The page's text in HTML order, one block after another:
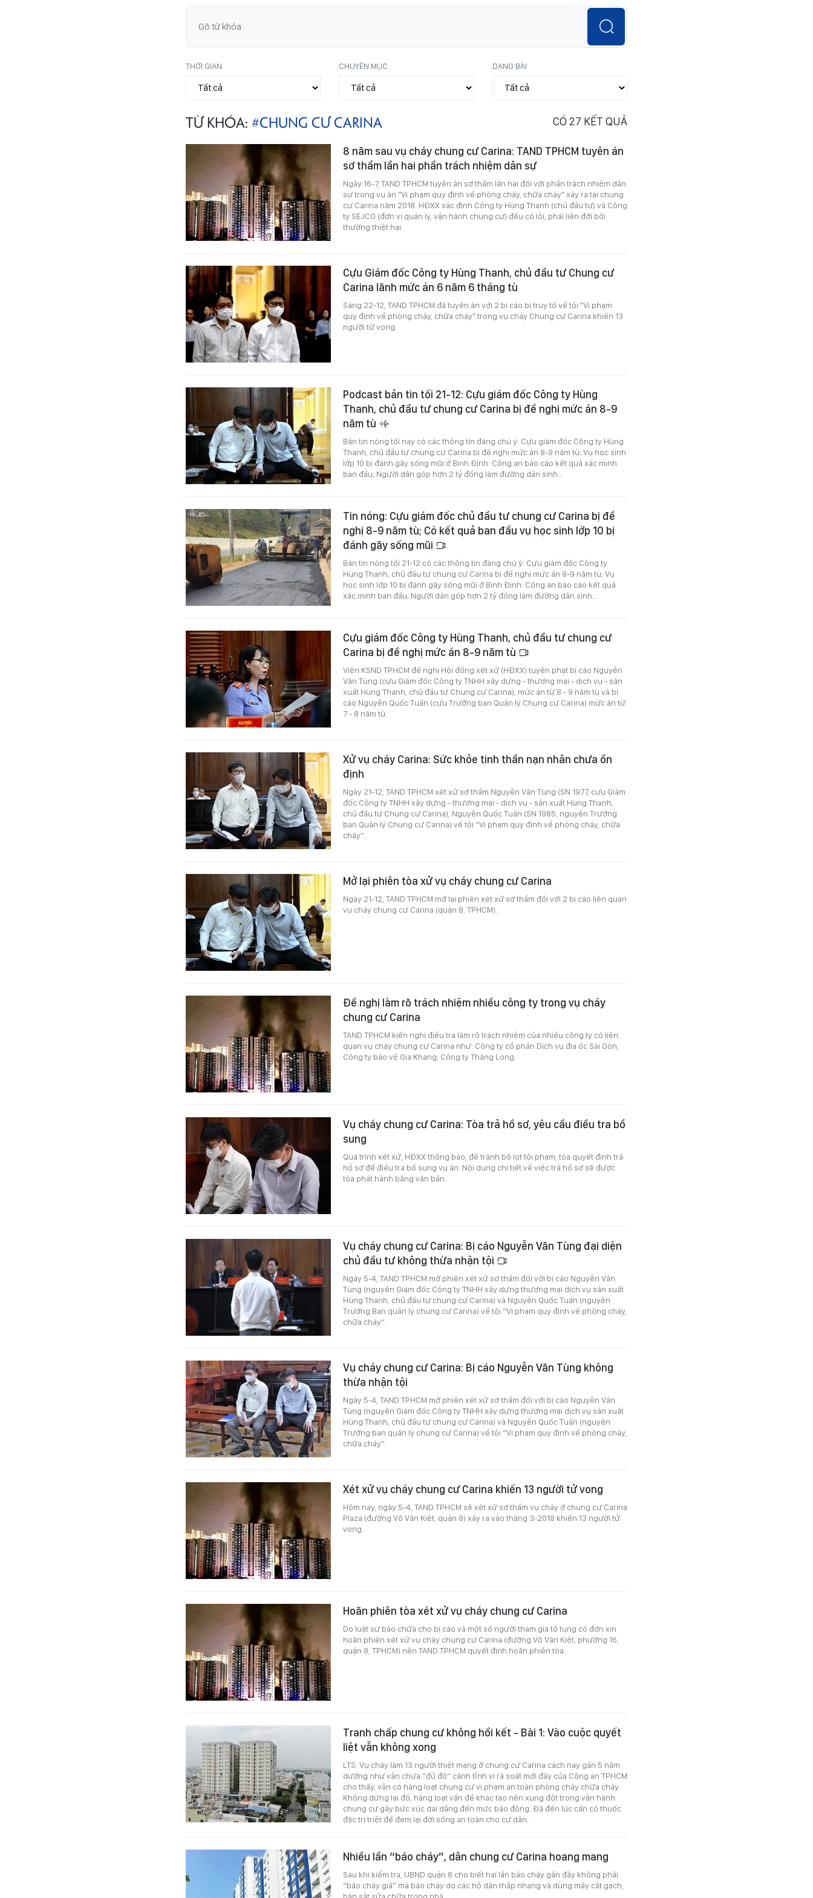
THỜI GIAN CHUYÊN MỤC DẠNG BÀI
TỪ KHÓA: #CHUNG CƯ CARINA CÓ 27 KẾT QUẢ
8 năm sau vụ cháy chung cư Carina: TAND TPHCM tuyên án
sơ thẩm lần hai phần trách nhiệm dân sự
Ngày 16-7, TAND TPHCM tuyên án sơ thẩm lần hai đối với phần trách nhiệm dân
sự trong vụ án "Vi phạm quy định về phòng cháy, chữa cháy" xảy ra tại chung
cư Carina năm 2018. HĐXX xác định Công ty Hùng Thanh (chủ đầu tư) và Công
ty SEJCO (đơn vị quản lý, vận hành chung cư) đều có lỗi, phải liên đới bồi
thường thiệt hại.
Cựu Giám đốc Công ty Hùng Thanh, chủ đầu tư Chung cư
Carina lãnh mức án 6 năm 6 tháng tù
Sáng 22-12, TAND TPHCM đã tuyên án với 2 bị cáo bị truy tố về tội "Vi phạm
quy định về phòng cháy, chữa cháy" trong vụ cháy Chung cư Carina khiến 13
người tử vong.
Podcast bản tin tối 21-12: Cựu giám đốc Công ty Hùng
Thanh, chủ đầu tư chung cư Carina bị đề nghị mức án 8-9
năm tù
Bản tin nóng tối nay có các thông tin đáng chú ý: Cựu giám đốc Công ty Hùng
Thanh, chủ đầu tư chung cư Carina bị đề nghị mức án 8-9 năm tù; Vụ học sinh
lớp 10 bị đánh gãy sống mũi ở Bình Định: Công an báo cáo kết quả xác minh
ban đầu; Người dân góp hơn 2 tỷ đồng làm đường dân sinh…
Tin nóng: Cựu giám đốc chủ đầu tư chung cư Carina bị đề
nghị 8-9 năm tù; Có kết quả ban đầu vụ học sinh lớp 10 bị
đánh gãy sống mũi
Bản tin nóng tối 21-12 có các thông tin đáng chú ý: Cựu giám đốc Công ty
Hùng Thanh, chủ đầu tư chung cư Carina bị đề nghị mức án 8-9 năm tù; Vụ
học sinh lớp 10 bị đánh gãy sống mũi ở Bình Định: Công an báo cáo kết quả
xác minh ban đầu; Người dân góp hơn 2 tỷ đồng làm đường dân sinh…
Cựu giám đốc Công ty Hùng Thanh, chủ đầu tư chung cư
Carina bị đề nghị mức án 8-9 năm tù
Viện KSND TPHCM đề nghị Hội đồng xét xử (HĐXX) tuyên phạt bị cáo Nguyễn
Văn Tùng (cựu Giám đốc Công ty TNHH xây dựng - thương mại - dịch vụ - sản
xuất Hùng Thanh, chủ đầu tư Chung cư Carina), mức án từ 8 - 9 năm tù và bị
cáo Nguyễn Quốc Tuấn (cựu Trưởng ban Quản lý Chung cư Carina) mức án từ
7 - 8 năm tù.
Xử vụ cháy Carina: Sức khỏe tinh thần nạn nhân chưa ổn
định
Ngày 21-12, TAND TPHCM xét xử sơ thẩm Nguyễn Văn Tùng (SN 1977, cựu Giám
đốc Công ty TNHH xây dựng - thương mại - dịch vụ - sản xuất Hùng Thanh,
chủ đầu tư Chung cư Carina), Nguyễn Quốc Tuấn (SN 1985, nguyên Trưởng
ban Quản lý Chung cư Carina) về tội “Vi phạm quy định về phòng cháy, chữa
cháy”.
Mở lại phiên tòa xử vụ cháy chung cư Carina
Ngày 21-12, TAND TPHCM mở lại phiên xét xử sơ thẩm đối với 2 bị cáo liên quan
vụ cháy chung cư Carina (quận 8, TPHCM).
Đề nghị làm rõ trách nhiệm nhiều công ty trong vụ cháy
chung cư Carina
TAND TPHCM kiến nghị điều tra làm rõ trách nhiệm của nhiều công ty có liên
quan vụ cháy chung cư Carina như: Công ty cổ phần Dịch vụ địa ốc Sài Gòn,
Công ty bảo vệ Gia Khang, Công ty Thăng Long.
Vụ cháy chung cư Carina: Tòa trả hồ sơ, yêu cầu điều tra bổ
sung
Quá trình xét xử, HĐXX thông báo, để tránh bỏ lọt tội phạm, tòa quyết định trả
hồ sơ để điều tra bổ sung vụ án. Nội dung chi tiết về việc trả hồ sơ sẽ được
tòa phát hành bằng văn bản.
Vụ cháy chung cư Carina: Bị cáo Nguyễn Văn Tùng đại diện
chủ đầu tư không thừa nhận tội
Ngày 5-4, TAND TPHCM mở phiên xét xử sơ thẩm đối với bị cáo Nguyễn Văn
Tùng (nguyên Giám đốc Công ty TNHH xây dựng thương mại dịch vụ sản xuất
Hùng Thanh, chủ đầu tư chung cư Carina) và Nguyễn Quốc Tuấn (nguyên
Trưởng Ban quản lý chung cư Carina) về tội “Vi phạm quy định về phòng cháy,
chữa cháy”.
Vụ cháy chung cư Carina: Bị cáo Nguyễn Văn Tùng không
thừa nhận tội
Ngày 5-4, TAND TPHCM mở phiên xét xử sơ thẩm đối với bị cáo Nguyễn Văn
Tùng (nguyên Giám đốc Công ty TNHH xây dựng thương mại dịch vụ sản xuất
Hùng Thanh, chủ đầu tư chung cư Carina) và Nguyễn Quốc Tuấn (nguyên
Trưởng ban quản lý chung cư Carina) về tội “Vi phạm quy định về phòng cháy,
chữa cháy”.
Xét xử vụ cháy chung cư Carina khiến 13 người tử vong
Hôm nay, ngày 5-4, TAND TPHCM sẽ xét xử sơ thẩm vụ cháy ở chung cư Carina
Plaza (đường Võ Văn Kiệt, quận 8) xảy ra vào tháng 3-2018 khiến 13 người tử
vong.
Hoãn phiên tòa xét xử vụ cháy chung cư Carina
Do luật sư bào chữa cho bị cáo và một số người tham gia tố tụng có đơn xin
hoãn phiên xét xử vụ cháy chung cư Carina (đường Võ Văn Kiệt, phường 16,
quận 8, TPHCM) nên TAND TPHCM quyết định hoãn phiên tòa.
Tranh chấp chung cư không hồi kết - Bài 1: Vào cuộc quyết
liệt vẫn không xong
LTS: Vụ cháy làm 13 người thiệt mạng ở chung cư Carina cách nay gần 5 năm
dường như vẫn chưa “đủ đô” cảnh tỉnh vì rà soát mới đây của Công an TPHCM
cho thấy, vẫn có hàng loạt chung cư vi phạm an toàn phòng cháy chữa cháy.
Không dừng lại đó, hàng loạt vấn đề khác tạo nên xung đột trong vận hành
chung cư gây bức xúc dai dẳng đến mức báo động. Đã đến lúc cần có thuốc
đặc trị triệt để đem lại đời sống an toàn cho cư dân.
Nhiều lần “báo cháy”, dân chung cư Carina hoang mang
Sau khi kiểm tra, UBND quận 8 cho biết hai lần báo cháy gần đây không phải
“báo cháy giả” mà báo cháy do các hộ dân thắp nhang và dùng máy cắt gạch,